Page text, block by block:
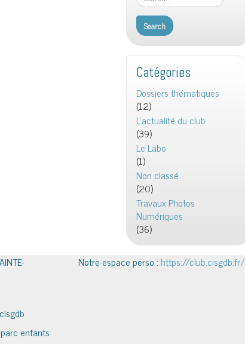
Catégories
Dossiers thématiques
(12)
L'actualité du club
(39)
Le Labo
(1)
Non classé
(20)
Travaux Photos
Numériques
(36)
enfants
Notre espace perso : https://club.cisgdb.fr/